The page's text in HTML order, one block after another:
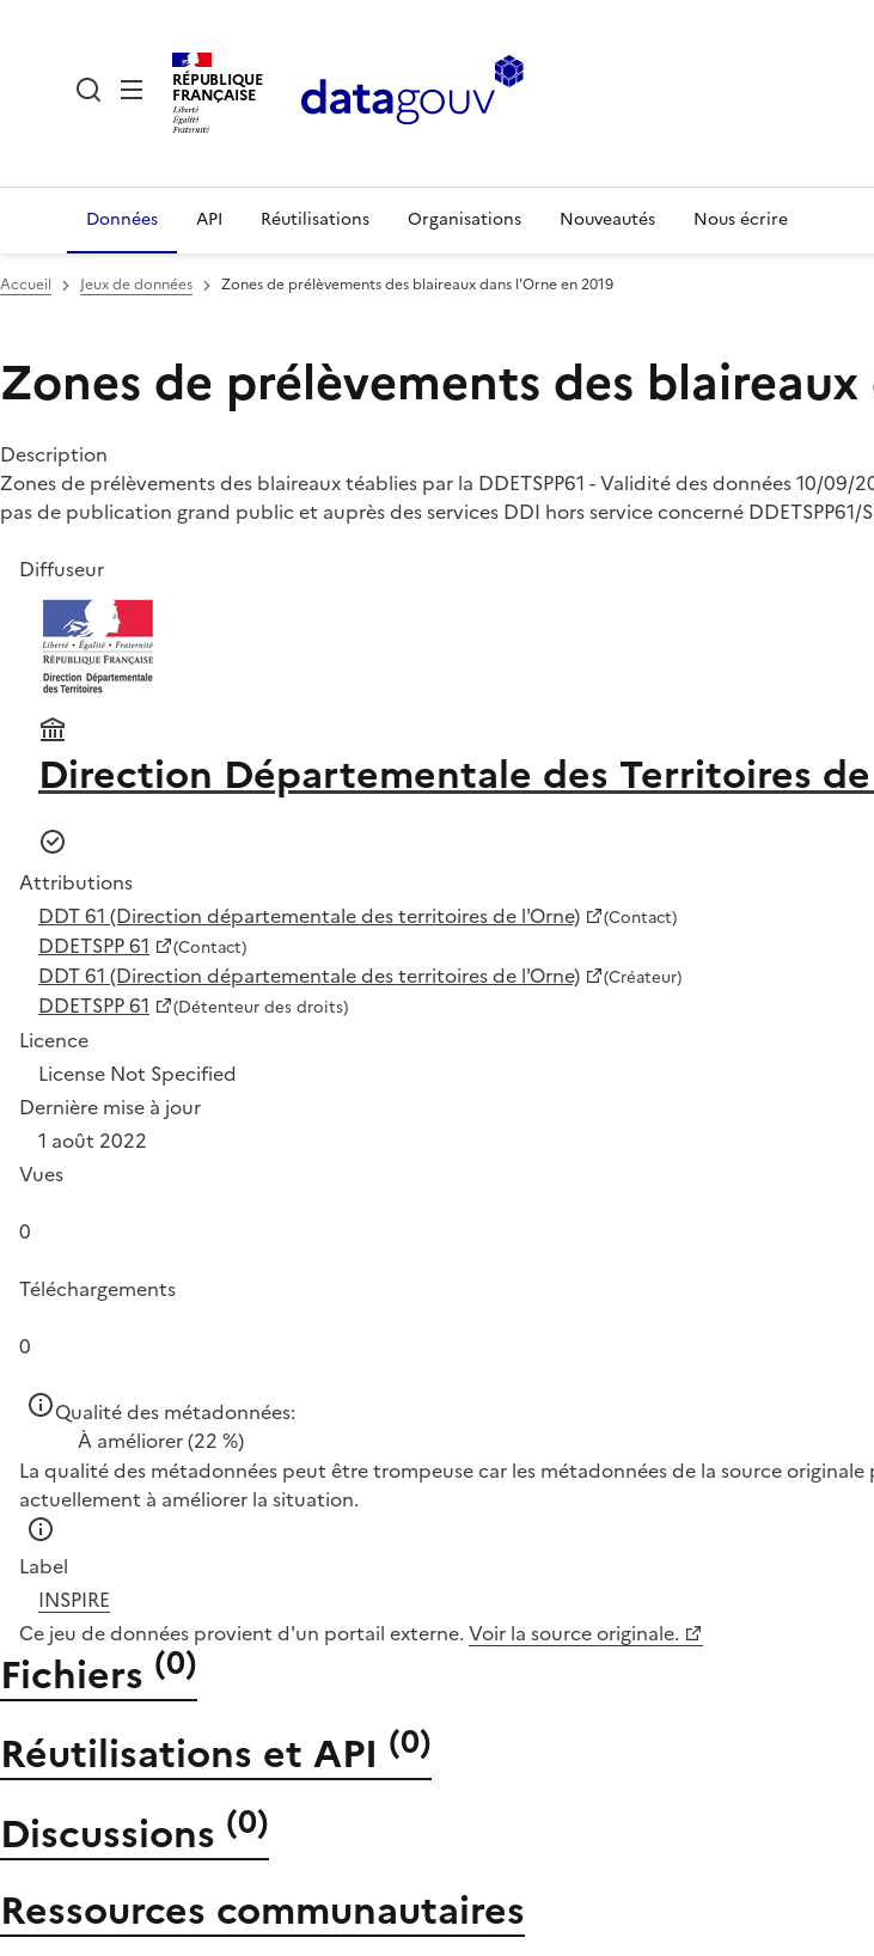
RÉPUBLIQUE
FRANÇAISE
Données API Réutilisations Organisations Nouveautés Nous écrire
Accueil Jeux de données Zones de prélèvements des blaireaux dans l'Orne en 2019
Zones de prélèvements des
Description
Zones de prélèvements des blaireaux téablies par la DDETSPP61 - Validité des données 10/09/
pas de publication grand public et auprès des services DDI hors service concerné DDETSPP61/
Diffuseur
Direction Départementale des Territoires
Attributions
DDT 61 (Direction départementale des territoires de l'Orne)
(Contact)
DDETSPP 61 (Contact)
DDT 61 (Direction départementale des territoires de l'Orne) (Créateur)
DDETSPP 61 (Détenteur des droits)
Licence
License Not Specified
Dernière mise à jour
1 août 2022
Vues
0
Téléchargements
0
Qualité des métadonnées:
À améliorer(22 %)
La qualité des métadonnées peut être trompeuse car les métadonnées de la source
actuellement à améliorer la situation.
Label
INSPIRE
Ce jeu de données provient d'un portail externe. Voir la source originale.
Fichiers (0)
Réutilisations et API (0)
Discussions (0)
Ressources communautaires